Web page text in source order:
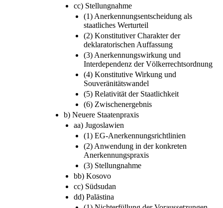
cc) Stellungnahme
(1) Anerkennungsentscheidung als
staatliches Werturteil
(2) Konstitutiver Charakter der
deklaratorischen Auffassung
(3) Anerkennungswirkung und
Interdependenz der Völkerrechtsordnung
(4) Konstitutive Wirkung und
Souveränitätswandel
(5) Relativität der Staatlichkeit
(6) Zwischenergebnis
b) Neuere Staatenpraxis
aa) Jugoslawien
(1) EG-Anerkennungsrichtlinien
(2) Anwendung in der konkreten
Anerkennungspraxis
(3) Stellungnahme
bb) Kosovo
cc) Südsudan
dd) Palästina